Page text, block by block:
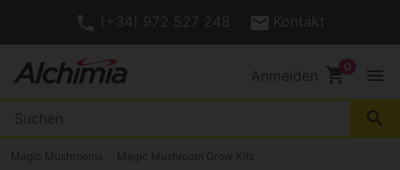
(+34) 972 527 248 Kontakt
Anmelden shopping_cart menu
search
Magic Mushrooms Magic Mushroom Grow Kits